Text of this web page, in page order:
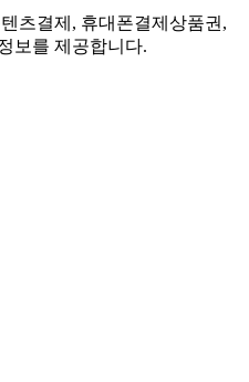
츠결제, 휴대폰결제상품권,
보를 제공합니다.